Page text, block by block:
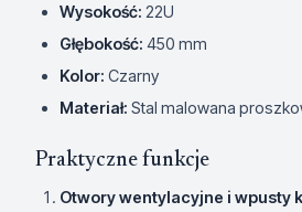
Wysokość: 22U
Głębokość: 450 mm
Kolor: Czarny
Materiał: Stal malowana
Praktyczne funkcje
Otwory wentylacyjne i wpusty